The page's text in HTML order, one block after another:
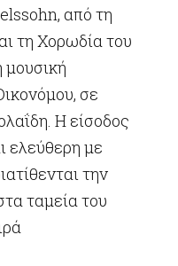
από τη
τη Χορωδία του
σε
Η είσοδος
ελεύθερη με
την
ταμεία του